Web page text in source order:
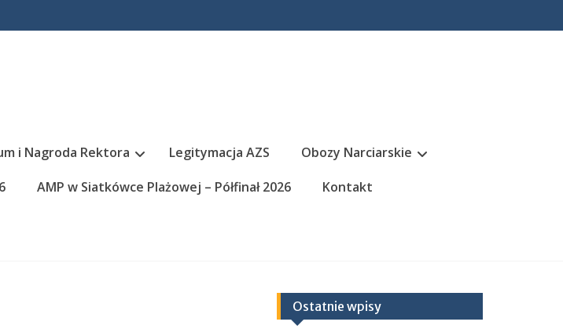
i Nagroda Rektora Legitymacja AZS
Obozy Narciarskie
AMP w Siatkówce Plażowej – Półfinał 2026 Kontakt
Ostatnie wpisy